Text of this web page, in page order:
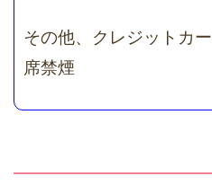
その他、クレジットカ
席禁煙